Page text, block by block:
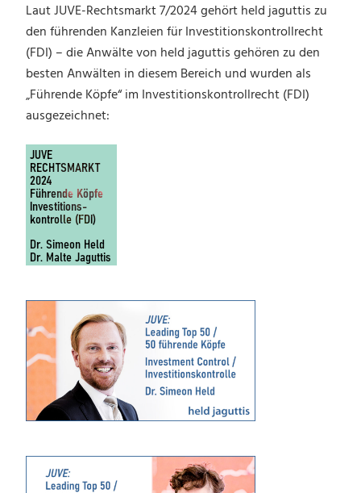
Laut JUVE-Rechtsmarkt 7/2024 gehört held jaguttis zu
den führenden Kanzleien für Investitionskontrollrecht
(FDI) – die Anwälte von held jaguttis gehören zu den
besten Anwälten in diesem Bereich und wurden als
„Führende Köpfe“ im Investitionskontrollrecht (FDI)
ausgezeichnet: